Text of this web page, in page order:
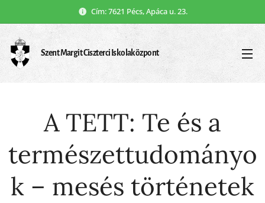
Cím: 7621 Pécs, Apáca u. 23.
Szent Margit Ciszterci Iskolaközpont
A TETT: Te és a
természettudományo
k – mesés történetek